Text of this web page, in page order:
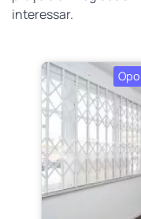
interessar.
Anterior